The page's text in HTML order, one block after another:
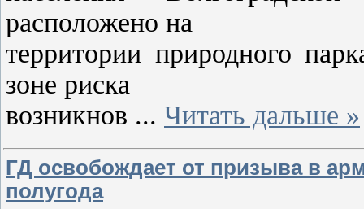
расположено на
территории природного
зоне риска
возникнов ... Читать дальше »
ГД освобождает от призыва в
полугода